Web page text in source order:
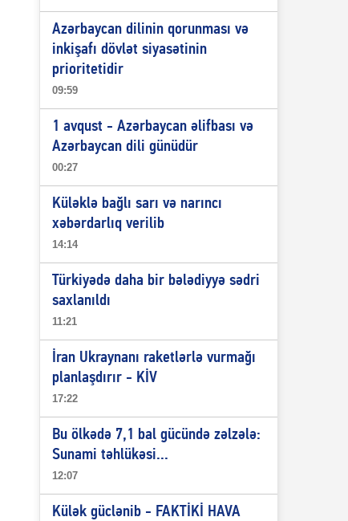
Azərbaycan dilinin qorunması və
inkişafı dövlət siyasətinin
prioritetidir
09:59
1 avqust - Azərbaycan əlifbası və
Azərbaycan dili günüdür
00:27
Küləklə bağlı sarı və narıncı
xəbərdarlıq verilib
14:14
Türkiyədə daha bir bələdiyyə sədri
saxlanıldı
11:21
İran Ukraynanı raketlərlə vurmağı
planlaşdırır - KİV
17:22
Bu ölkədə 7,1 bal gücündə zəlzələ:
Sunami təhlükəsi...
12:07
Külək güclənib - FAKTİKİ HAVA